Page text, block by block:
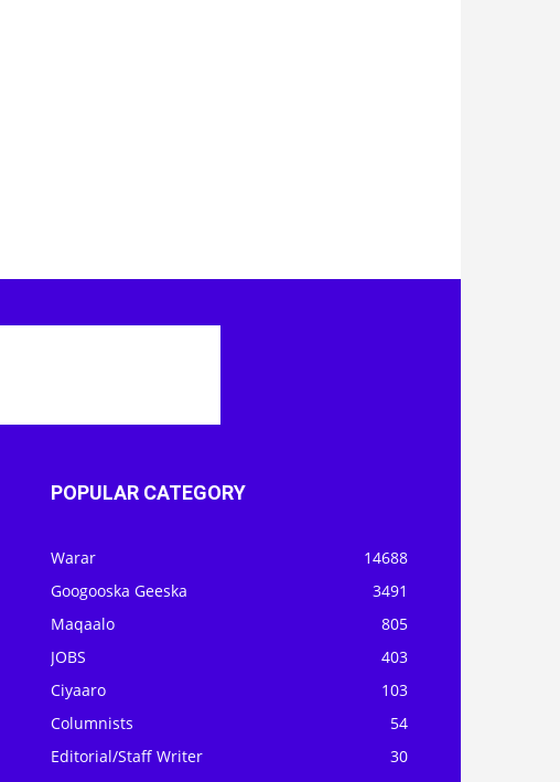
POPULAR CATEGORY
Warar
14688
Googooska Geeska
3491
Maqaalo
805
JOBS
403
Ciyaaro
103
Columnists
54
Editorial/Staff Writer
30